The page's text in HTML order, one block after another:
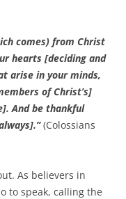
comes) from Christ
hearts [deciding and
arise in your minds,
of Christ’s]
And be thankful
(Colossians
As believers in
to speak, calling the